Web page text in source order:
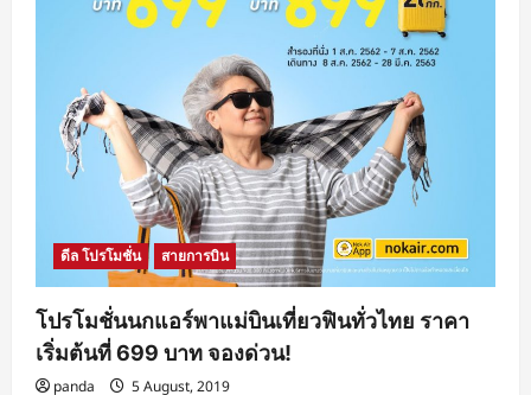
ดีล โปรโมชั่น สายการบิน
โปรโมชั่นนกแอร์พาแม่บินเที่ยวฟินทั่วไทย ราคา
เริ่มต้นที่ 699 บาท จองด่วน!
panda 5 August, 2019